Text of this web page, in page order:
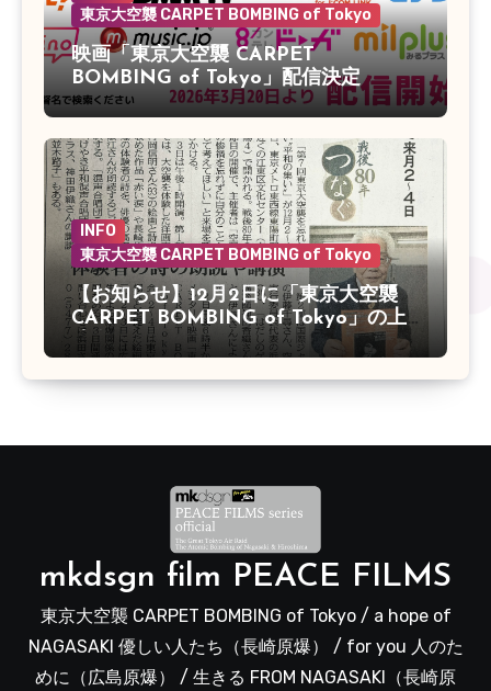
東京大空襲 CARPET BOMBING of Tokyo
映画「東京大空襲 CARPET
BOMBING of Tokyo」配信決定
INFO
東京大空襲 CARPET BOMBING of Tokyo
【お知らせ】12月2日に「東京大空襲
CARPET BOMBING of Tokyo」の上
映会があります
mkdsgn film PEACE FILMS
東京大空襲 CARPET BOMBING of Tokyo / a hope of
NAGASAKI 優しい人たち（長崎原爆） / for you 人のた
めに（広島原爆） / 生きる FROM NAGASAKI（長崎原